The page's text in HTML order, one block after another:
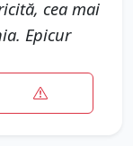
cea mai
Epicur